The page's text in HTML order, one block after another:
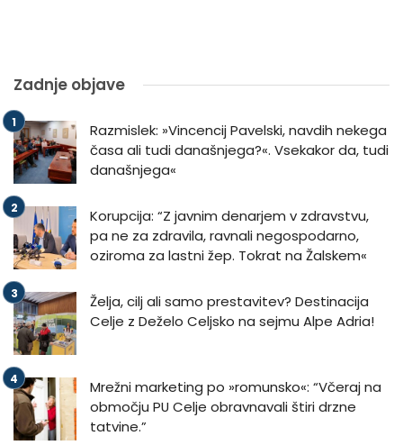
Zadnje objave
Razmislek: »Vincencij Pavelski, navdih nekega
časa ali tudi današnjega?«. Vsekakor da, tudi
današnjega«
Korupcija: “Z javnim denarjem v zdravstvu,
pa ne za zdravila, ravnali negospodarno,
oziroma za lastni žep. Tokrat na Žalskem«
Želja, cilj ali samo prestavitev? Destinacija
Celje z Deželo Celjsko na sejmu Alpe Adria!
Mrežni marketing po »romunsko«: “Včeraj na
območju PU Celje obravnavali štiri drzne
tatvine.”